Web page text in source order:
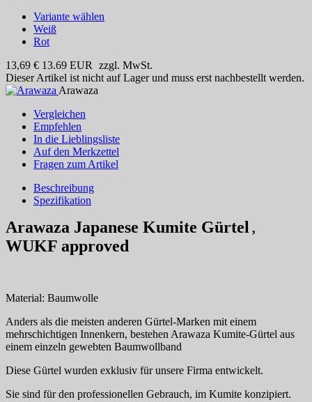
Variante wählen
Weiß
Rot
13,69 € 13.69 EUR zzgl. MwSt.
Dieser Artikel ist nicht auf Lager und muss erst nachbestellt werden.
Arawaza
Vergleichen
Empfehlen
In die Lieblingsliste
Auf den Merkzettel
Fragen zum Artikel
Beschreibung
Spezifikation
Arawaza Japanese Kumite Gürtel ,
WUKF approved
Material: Baumwolle
Anders als die meisten anderen Gürtel-Marken mit einem
mehrschichtigen Innenkern, bestehen Arawaza Kumite-Gürtel aus
einem einzeln gewebten Baumwollband
Diese Gürtel wurden exklusiv für unsere Firma entwickelt.
Sie sind für den professionellen Gebrauch, im Kumite konzipiert.